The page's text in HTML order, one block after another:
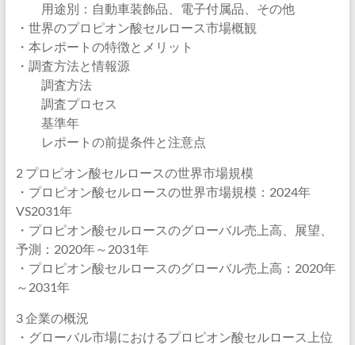
用途別：自動車装飾品、電子付属品、その他
・世界のプロピオン酸セルロース市場概観
・本レポートの特徴とメリット
・調査方法と情報源
調査方法
調査プロセス
基準年
レポートの前提条件と注意点
2 プロピオン酸セルロースの世界市場規模
・プロピオン酸セルロースの世界市場規模：2024年
VS2031年
・プロピオン酸セルロースのグローバル売上高、展望、
予測：2020年～2031年
・プロピオン酸セルロースのグローバル売上高：2020年
～2031年
3 企業の概況
・グローバル市場におけるプロピオン酸セルロース上位